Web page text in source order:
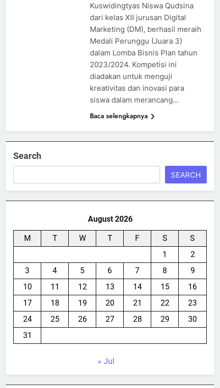
Kuswidingtyas Niswa Qudsina
dari kelas XII jurusan Digital
Marketing (DM), berhasil meraih
Medali Perunggu (Juara 3)
dalam Lomba Bisnis Plan tahun
2023/2024. Kompetisi ini
diadakan untuk menguji
kreativitas dan inovasi para
siswa dalam merancang…
Baca selengkapnya
Search
SEARCH
August 2026
M T W T F S
S
1
2
3
4 5 6 7 8
9
10
11 12 13 14 15
16
17
18 19 20 21 22
23
24
25 26 27 28 29
30
31
« Jul